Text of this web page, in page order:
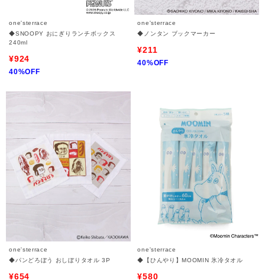
one'sterrace
◆SNOOPY おにぎりランチボックス
240ml
¥924
40%OFF
one'sterrace
◆ノンタン ブックマーカー
¥211
40%OFF
one'sterrace
◆パンどろぼう おしぼりタオル 3P
¥654
one'sterrace
◆【ひんやり】MOOMIN 氷冷タオル
¥580